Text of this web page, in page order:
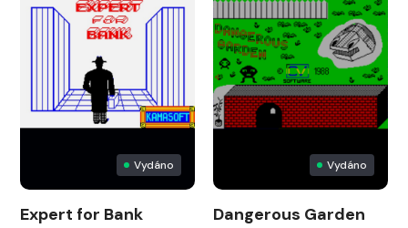
Vydáno
Expert for Bank
Vydáno
Dangerous Garden